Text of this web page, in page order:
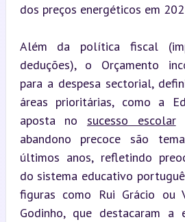
dos preços energéticos em
Além da política fiscal
deduções), o Orçamento
para a despesa sectorial,
áreas prioritárias, como a
aposta no sucesso escolar
abandono precoce são
últimos anos, refletindo
do sistema educativo
figuras como Rui Grácio ou
Godinho, que destacaram a